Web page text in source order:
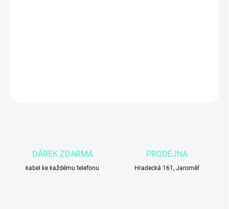
DÁREK ZDARMA
kabel ke každému telefonu
PRODEJNA
Hradecká 161, Jaroměř